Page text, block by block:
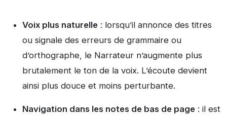
Voix plus naturelle : lorsqu’il annonce des titres
ou signale des erreurs de grammaire ou
d’orthographe, le Narrateur n’augmente plus
brutalement le ton de la voix. L’écoute devient
ainsi plus douce et moins perturbante.
Navigation dans les notes de bas de page : il est